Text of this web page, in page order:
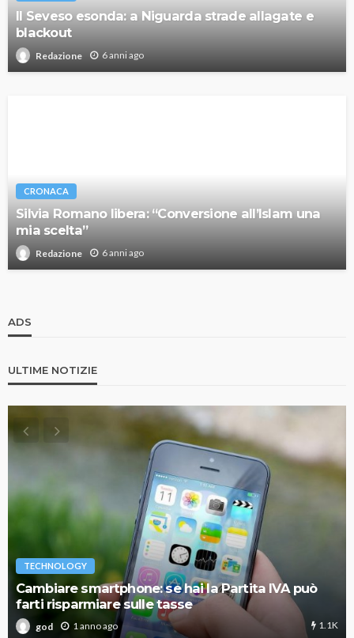
Il Seveso esonda: a Niguarda strade allagate e
blackout
Redazione 6 anni ago
CRONACA
Silvia Romano libera: “Conversione all’Islam una
mia scelta”
Redazione 6 anni ago
ADS
ULTIME NOTIZIE
TECHNOLOGY
Cambiare smartphone: se hai la Partita IVA può
farti risparmiare sulle tasse
god 1 anno ago 1.1K